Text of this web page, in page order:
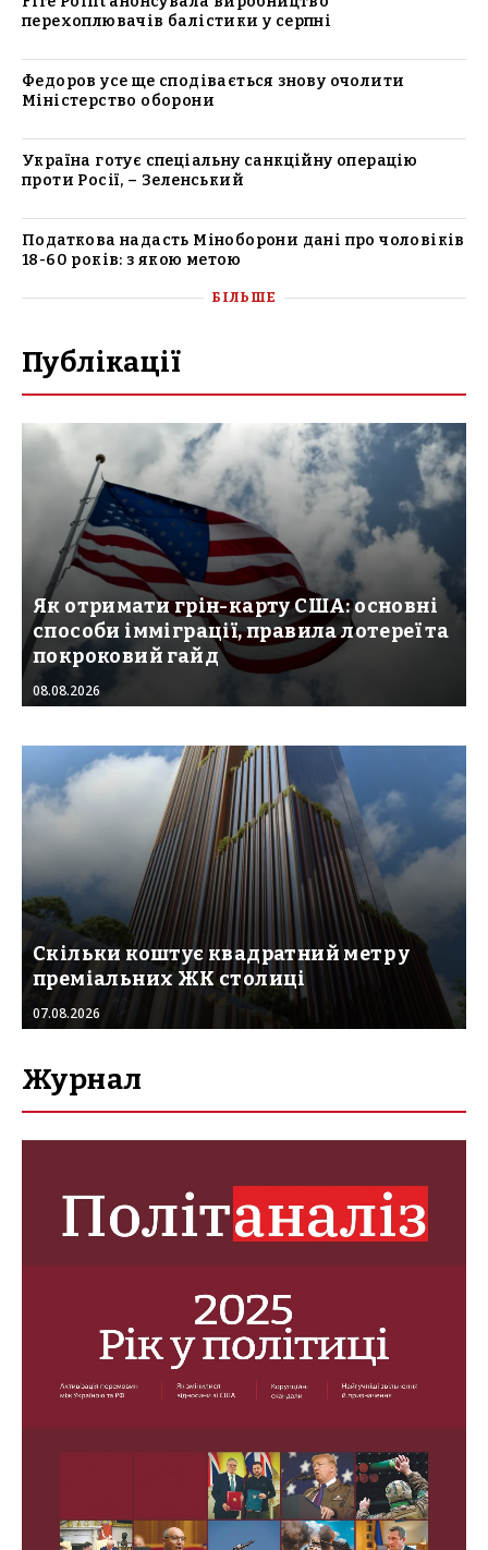
перехоплювачів балістики у серпні
Федоров усе ще сподівається знову очолити
Міністерство оборони
Україна готує спеціальну санкційну операцію
проти Росії, – Зеленський
Податкова надасть Міноборони дані про чоловіків
18-60 років: з якою метою
БІЛЬШЕ
Публікації
Як отримати грін-карту США: основні
способи імміграції, правила лотереї та
покроковий гайд
08.08.2026
Скільки коштує квадратний метр у
преміальних ЖК столиці
07.08.2026
Журнал